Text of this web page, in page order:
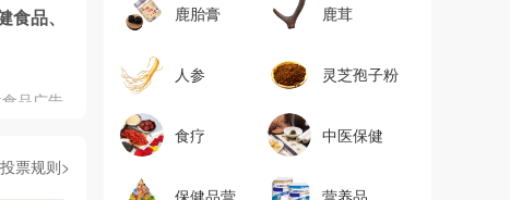
品、
品广告
械、保
投票规则>
鹿胎膏 鹿茸
人参 灵芝孢子粉
食疗 中医保健
保健品营养品 营养品